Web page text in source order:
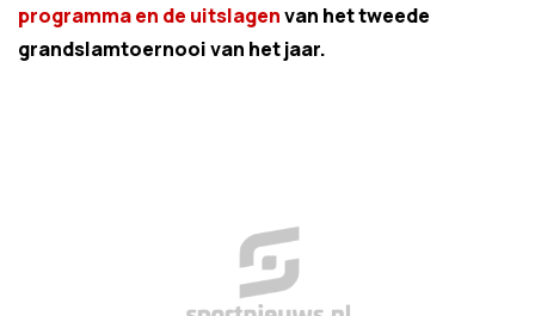
programma en de uitslagenvan het tweede
grandslamtoernooi van het jaar.